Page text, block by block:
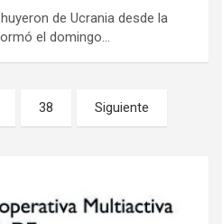
de Ucrania desde la
el domingo…
38 Siguiente